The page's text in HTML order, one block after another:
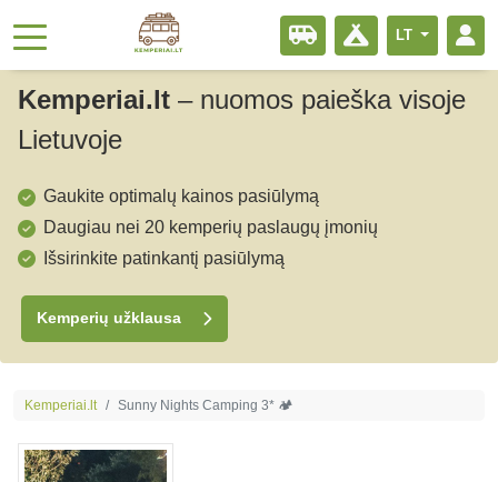
LT
Kemperiai.lt – nuomos paieška visoje
Lietuvoje
Gaukite optimalų kainos pasiūlymą
Daugiau nei 20 kemperių paslaugų įmonių
Išsirinkite patinkantį pasiūlymą
Kemperių užklausa
Kemperiai.lt Sunny Nights Camping 3* 🏕